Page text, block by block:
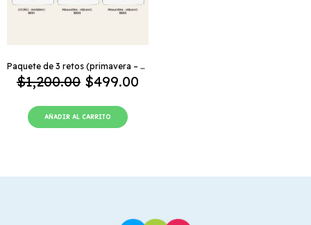
Paquete de 3 retos (primavera – verano 2023, otoño 2022 y primavera – verano 2022)
$1,200.00 $499.00
AÑADIR AL CARRITO